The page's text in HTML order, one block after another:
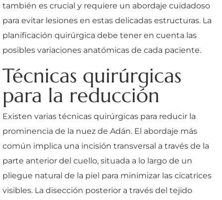
también es crucial y requiere un abordaje cuidadoso
para evitar lesiones en estas delicadas estructuras. La
planificación quirúrgica debe tener en cuenta las
posibles variaciones anatómicas de cada paciente.
Técnicas quirúrgicas
para la reducción
Existen varias técnicas quirúrgicas para reducir la
prominencia de la nuez de Adán. El abordaje más
común implica una incisión transversal a través de la
parte anterior del cuello, situada a lo largo de un
pliegue natural de la piel para minimizar las cicatrices
visibles. La disección posterior a través del tejido